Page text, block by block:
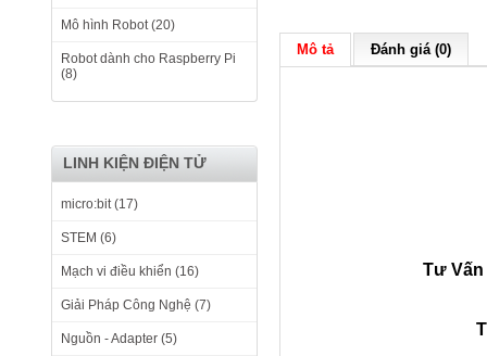
Mô hình Robot (20)
Robot dành cho Raspberry Pi
(8)
LINH KIỆN ĐIỆN TỬ
micro:bit (17)
STEM (6)
Mạch vi điều khiển (16)
Giải Pháp Công Nghệ (7)
Nguồn - Adapter (5)
Mô tả Đánh giá (0)
Tư Vấn